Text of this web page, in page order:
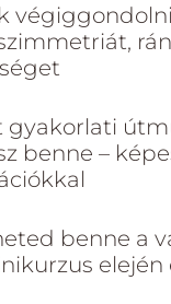
gyakorlati
benne –
benne a
elején